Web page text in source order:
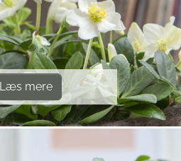
Læs mere